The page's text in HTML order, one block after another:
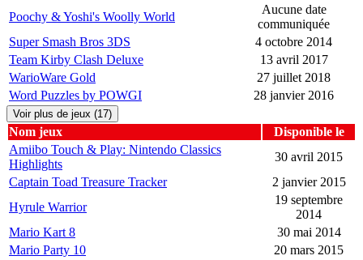
Poochy & Yoshi's Woolly World
Aucune date
communiquée
Super Smash Bros 3DS
4 octobre 2014
Team Kirby Clash Deluxe
13 avril 2017
WarioWare Gold
27 juillet 2018
Word Puzzles by POWGI
28 janvier 2016
Voir plus de jeux (17)
Nom jeux
Disponible le
Amiibo Touch & Play: Nintendo Classics
Highlights
30 avril 2015
Captain Toad Treasure Tracker
2 janvier 2015
Hyrule Warrior
19 septembre
2014
Mario Kart 8
30 mai 2014
Mario Party 10
20 mars 2015